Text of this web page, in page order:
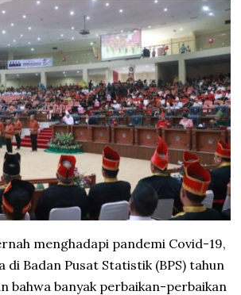
menghadapi pandemi Covid-19,
Badan Pusat Statistik (BPS) tahun
bahwa banyak perbaikan-perbaikan